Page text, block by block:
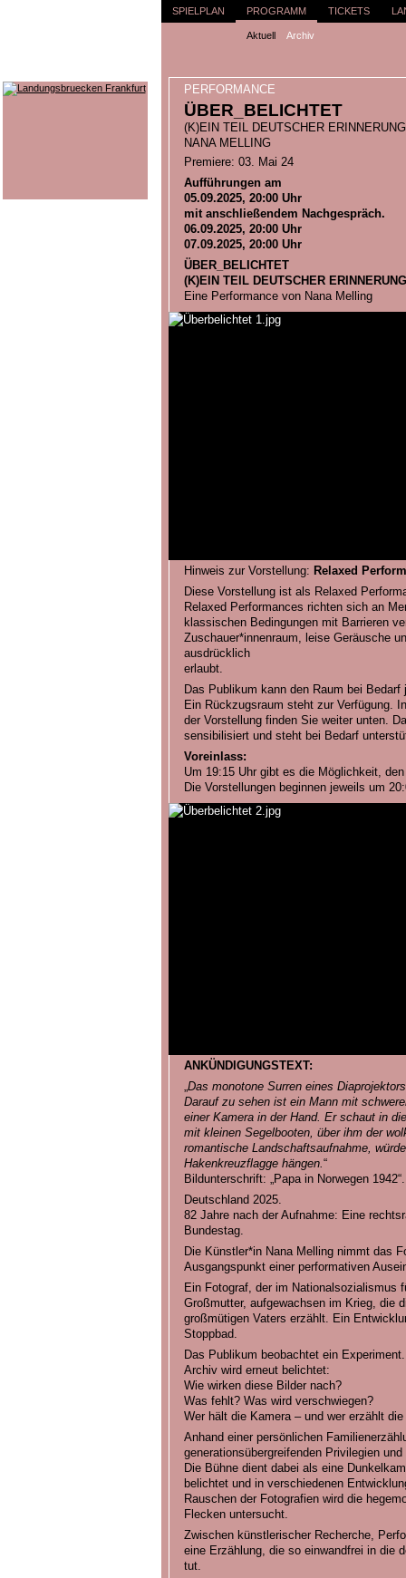
SPIELPLAN PROGRAMM
Aktuell Archiv
TICKETS
PERFORMANCE
ÜBER_BELICHTET
(K)EIN TEIL DEUTSCHER
NANA MELLING
Premiere: 03. Mai 24
Aufführungen am
05.09.2025, 20:00 Uhr
mit anschließendem Nachgespräch.
06.09.2025, 20:00 Uhr
07.09.2025, 20:00 Uhr
ÜBER_BELICHTET
(K)EIN TEIL DEUTSCHER
Eine Performance von Nana Melling
Hinweis zur Vorstellung: Relaxed
Diese Vorstellung ist als Relaxed
Relaxed Performances richten sich an
klassischen Bedingungen mit Barrieren
Zuschauer*innenraum, leise Geräusche
ausdrücklich
erlaubt.
Das Publikum kann den Raum bei
Ein Rückzugsraum steht zur Verfügung.
der Vorstellung finden Sie weiter unten.
sensibilisiert und steht bei Bedarf
Voreinlass:
Um 19:15 Uhr gibt es die Möglichkeit,
Die Vorstellungen beginnen jeweils um
ANKÜNDIGUNGSTEXT:
„Das monotone Surren eines
Darauf zu sehen ist ein Mann mit
einer Kamera in der Hand. Er schaut in
mit kleinen Segelbooten, über ihm der
romantische Landschaftsaufnahme,
Hakenkreuzflagge hängen.“
Bildunterschrift: „Papa in Norwegen 1942“.
Deutschland 2025.
82 Jahre nach der Aufnahme: Eine
Bundestag.
Die Künstler*in Nana Melling nimmt das
Ausgangspunkt einer performativen
Ein Fotograf, der im Nationalsozialismus
Großmutter, aufgewachsen im Krieg, die
großmütigen Vaters erzählt. Ein
Stoppbad.
Das Publikum beobachtet ein
Archiv wird erneut belichtet:
Wie wirken diese Bilder nach?
Was fehlt? Was wird verschwiegen?
Wer hält die Kamera – und wer erzählt
Anhand einer persönlichen
generationsübergreifenden Privilegien
Die Bühne dient dabei als eine
belichtet und in verschiedenen
Rauschen der Fotografien wird die
Flecken untersucht.
Zwischen künstlerischer Recherche,
eine Erzählung, die so einwandfrei in die
tut.